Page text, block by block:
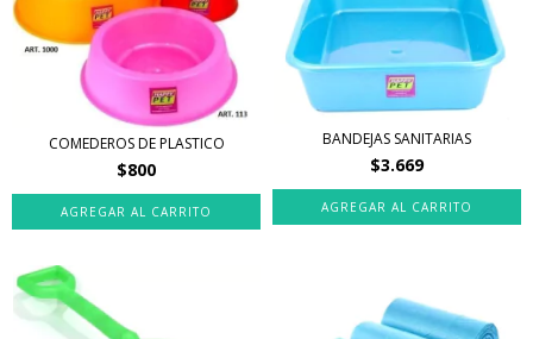
COMEDEROS DE PLASTICO
$800
AGREGAR AL CARRITO
BANDEJAS SANITARIAS
$3.669
AGREGAR AL CARRITO